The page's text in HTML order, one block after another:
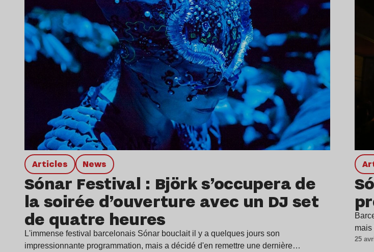
Articles news
Sónar Festival : Björk s’occupera de
la soirée d’ouverture avec un DJ set
de quatre heures
L'immense festival barcelonais Sónar bouclait il y a quelques jours son
impressionnante programmation, mais a décidé d'en remettre une dernière…
25